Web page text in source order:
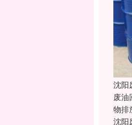
沈阳
废油
物排
沈阳